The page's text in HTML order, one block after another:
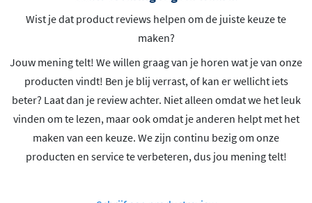
Wist je dat product reviews helpen om de juiste keuze te
maken?
Jouw mening telt! We willen graag van je horen wat je van onze
producten vindt! Ben je blij verrast, of kan er wellicht iets
beter? Laat dan je review achter. Niet alleen omdat we het leuk
vinden om te lezen, maar ook omdat je anderen helpt met het
maken van een keuze. We zijn continu bezig om onze
producten en service te verbeteren, dus jou mening telt!